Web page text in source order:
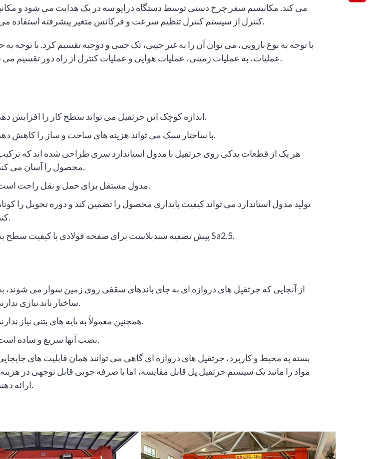
می کند. مکانیسم سفر چرخ دستی توسط دستگاه درایو سه در یک هدایت می شود و
کنترل از سیستم کنترل تنظیم سرعت و فرکانس متغیر پیشرفته استفاده می کند.
با توجه به نوع بازویی، می توان آن را به غیر جیبی، تک جیبی و دوجبه تقسیم کرد. با توجه به
عملیات، به عملیات زمینی، عملیات هوایی و عملیات کنترل از راه دور تقسیم می شود.
اندازه کوچک این جرثقیل می تواند سطح کار را افزایش دهد.
با ساختار سبک می تواند هزینه های ساخت و ساز را کاهش دهد.
هر یک از قطعات یدکی روی جرثقیل با مدول استاندارد سری طراحی شده اند که
محصول را آسان می کند.
مدول مستقل برای حمل و نقل راحت است.
تولید مدول استاندارد می تواند کیفیت پایداری محصول را تضمین کند و دوره تحویل را
کند.
پیش تصفیه سندبلاست برای صفحه فولادی با کیفیت سطح به Sa2.5.
از آنجایی که جرثقیل های دروازه ای به جای باندهای سقفی روی زمین سوار می شوند،
ساختار باند نیازی ندارند.
همچنین معمولاً به پایه های بتنی نیاز ندارند.
نصب آنها سریع و ساده است.
بسته به محیط و کاربرد، جرثقیل های دروازه ای گاهی می توانند همان قابلیت های
مواد را مانند یک سیستم جرثقیل پل قابل مقایسه، اما با صرفه جویی قابل توجهی در
ارائه دهند.